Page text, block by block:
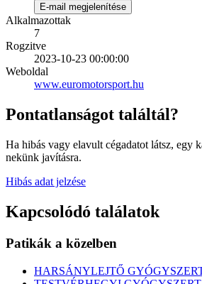
E-mail megjelenítése
Alkalmazottak
7
Rogzitve
2023-10-23 00:00:00
Weboldal
www.euromotorsport.hu
Pontatlanságot találtál?
Ha hibás vagy elavult cégadatot látsz, egy
nekünk javításra.
Hibás adat jelzése
Kapcsolódó találatok
Patikák a közelben
HARSÁNYLEJTŐ